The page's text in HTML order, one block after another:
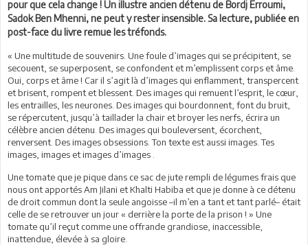
pour que cela change ! Un illustre ancien détenu de Bordj Erroumi,
Sadok Ben Mhenni, ne peut y rester insensible. Sa lecture, publiée en
post-face du livre remue les tréfonds.
« Une multitude de souvenirs. Une foule d’images qui se précipitent, se
secouent, se superposent, se confondent et m’emplissent corps et âme.
Oui, corps et âme ! Car il s’agit là d’images qui enflamment, transpercent
et brisent, rompent et blessent. Des images qui remuent l’esprit, le cœur,
les entrailles, les neurones. Des images qui bourdonnent, font du bruit,
se répercutent, jusqu’à taillader la chair et broyer les nerfs, écrira un
célèbre ancien détenu. Des images qui bouleversent, écorchent,
renversent. Des images obsessions. Ton texte est aussi images. Tes
images, images et images d’images .
Une tomate que je pique dans ce sac de jute rempli de légumes frais que
nous ont apportés Am Jilani et Khalti Habiba et que je donne à ce détenu
de droit commun dont la seule angoisse –il m’en a tant et tant parlé– était
celle de se retrouver un jour « derrière la porte de la prison ! » Une
tomate qu’il reçut comme une offrande grandiose, inaccessible,
inattendue, élevée à sa gloire.